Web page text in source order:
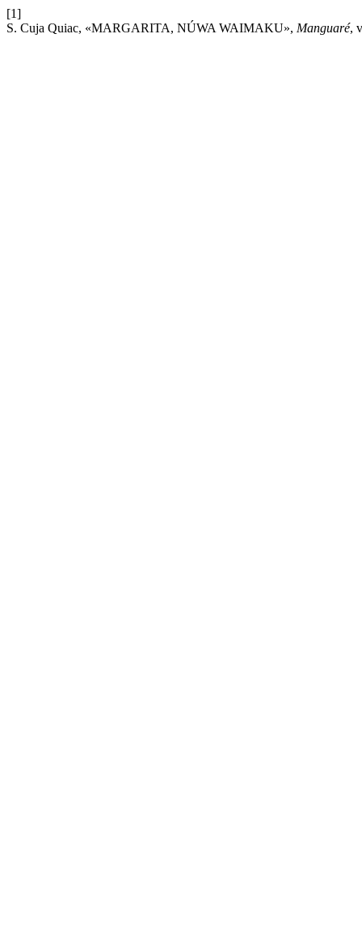
[1]
S. Cuja Quiac, «MARGARITA, NÚWA WAIMAKU», Manguaré,